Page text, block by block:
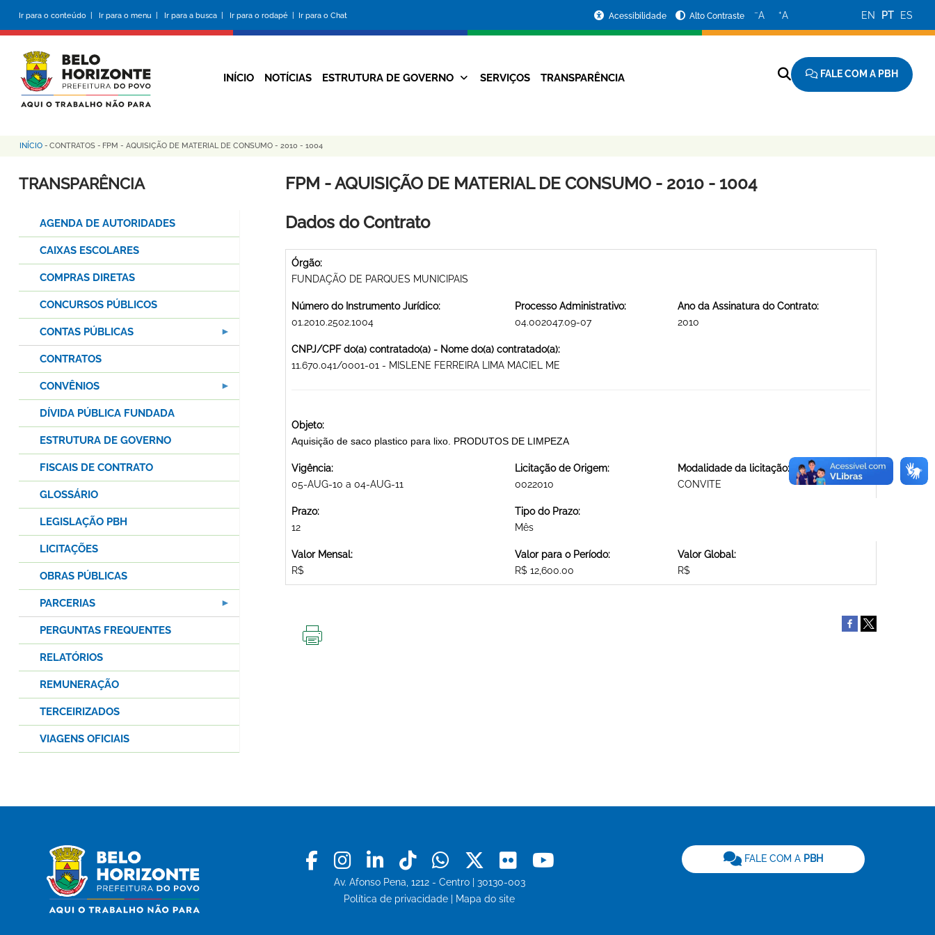
conteúdo
principal
Ir para o conteúdo | Ir para o menu | Ir para a busca | Ir para o rodapé | Ir para o Chat
da
Prefeitura
Acessibilidade Alto Contraste −A +A EN PT ES
Navegação
INÍCIO NOTÍCIAS ESTRUTURA DE GOVERNO SERVIÇOS TRANSPARÊNCIA FALE COM A PBH
Trilha
de
INÍCIO - CONTRATOS - FPM - AQUISIÇÃO DE MATERIAL DE CONSUMO - 2010 - 1004
FPM - AQUISIÇÃO DE MATERIAL DE CONSUMO - 2010 - 1004
Dados do Contrato
Órgão:
FUNDAÇÃO DE PARQUES MUNICIPAIS
Número do Instrumento Jurídico:
01.2010.2502.1004
Processo Administrativo:
04.002047.09-07
Ano da Assinatura do Contrato:
2010
CNPJ/CPF do(a) contratado(a) - Nome do(a) contratado(a):
11.670.041/0001-01 - MISLENE FERREIRA LIMA MACIEL ME
Objeto:
Aquisição de saco plastico para lixo. PRODUTOS DE LIMPEZA
Vigência:
05-AUG-10 a 04-AUG-11
Licitação de Origem:
0022010
Modalidade da licitação:
CONVITE
Prazo:
12
Tipo do Prazo:
Mês
Valor Mensal:
R$
Valor para o Período:
R$ 12,600.00
Valor Global:
R$
TRANSPARÊNCIA
AGENDA DE AUTORIDADES
CAIXAS ESCOLARES
COMPRAS DIRETAS
CONCURSOS PÚBLICOS
CONTAS PÚBLICAS
CONTRATOS
CONVÊNIOS
DÍVIDA PÚBLICA FUNDADA
ESTRUTURA DE GOVERNO
FISCAIS DE CONTRATO
GLOSSÁRIO
LEGISLAÇÃO PBH
LICITAÇÕES
OBRAS PÚBLICAS
PARCERIAS
PERGUNTAS FREQUENTES
RELATÓRIOS
REMUNERAÇÃO
TERCEIRIZADOS
VIAGENS OFICIAIS
Facebook
Instagram
LinkedinTiktokWhatsapp
X Flickr
Av. Afonso Pena, 1212 - Centro | 30130-003
Política de privacidade
Mapa do site
FALE COM A PBH